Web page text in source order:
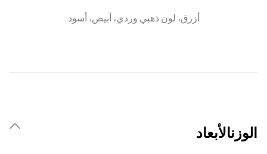
أزرق، لون ذهبي وردي، أبيض، أسود
الوزنالأبعاد